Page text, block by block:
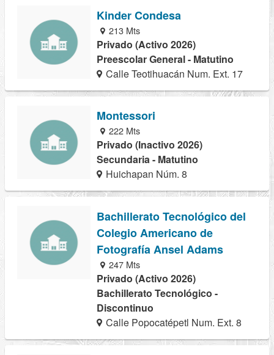
Kinder Condesa
213 Mts
Privado (Activo 2026)
Preescolar General - Matutino
Calle Teotihuacán Num. Ext. 17
Montessori
222 Mts
Privado (Inactivo 2026)
Secundaria - Matutino
Huichapan Núm. 8
Bachillerato Tecnológico del
Colegio Americano de
Fotografía Ansel Adams
247 Mts
Privado (Activo 2026)
Bachillerato Tecnológico -
Discontinuo
Calle Popocatépetl Num. Ext. 8